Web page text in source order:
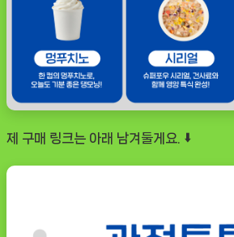
제 구매 링크는 아래 남겨둘게요. ⬇️